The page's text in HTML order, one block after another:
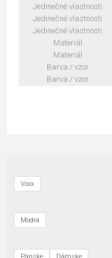
Jedinečné vlastnosti
Jedinečné vlastnosti
Jedinečné vlastnosti
Materiál
Materiál
Barva / vzor
Barva / vzor
Voxx
Modrá